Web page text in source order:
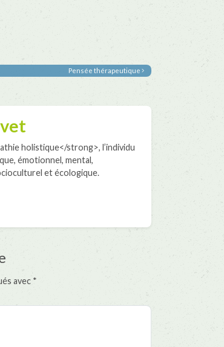
Pensée thérapeutique
holistique</strong>, l’individu
émotionnel, mental,
et écologique.
avec *